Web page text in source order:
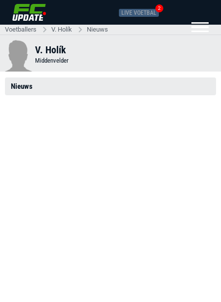
LIVE VOETBAL
2
Voetballers V. Holík Nieuws
V. Holík
Middenvelder
Nieuws